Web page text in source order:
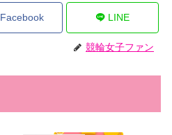
Facebook LINE
競輪女子ファン